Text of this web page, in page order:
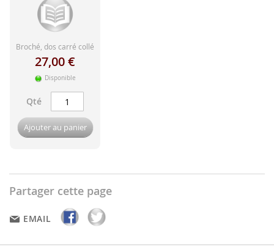
Broché, dos carré collé
27,00 €
Disponible
Qté
Ajouter au panier
Partager cette page
EMAIL